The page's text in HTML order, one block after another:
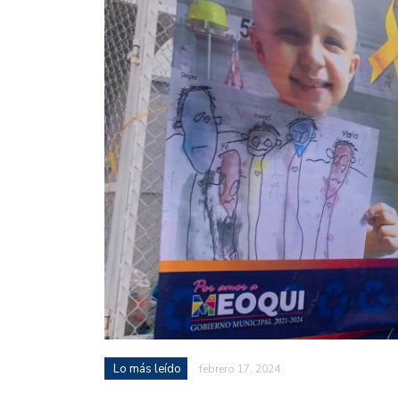
Lo más leído febrero 17, 2024